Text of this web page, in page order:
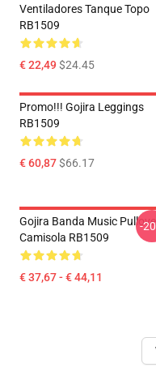
Ventiladores Tanque Topo
RB1509
€ 22,49$24.45
Promo!!! Gojira Leggings
RB1509
€ 60,87$66.17
Gojira Banda Music
Camisola RB1509
€ 37,67 - € 44,11
-